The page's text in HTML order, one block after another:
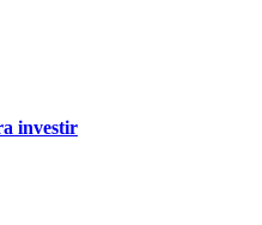
investir